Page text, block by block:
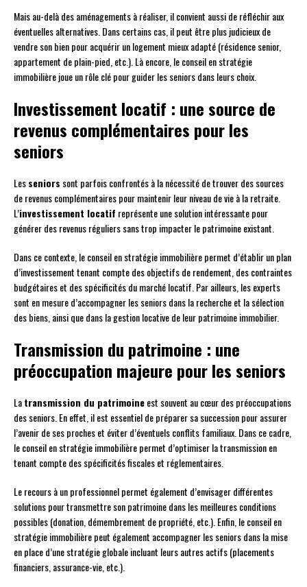
Mais au-delà des aménagements à réaliser, il convient aussi de réfléchir aux
éventuelles alternatives. Dans certains cas, il peut être plus judicieux de
vendre son bien pour acquérir un logement mieux adapté (résidence senior,
appartement de plain-pied, etc.). Là encore, le conseil en stratégie
immobilière joue un rôle clé pour guider les seniors dans leurs choix.
Investissement locatif : une source de
revenus complémentaires pour les
seniors
Lesseniors sont parfois confrontés à la nécessité de trouver des sources
de revenus complémentaires pour maintenir leur niveau de vie à la retraite.
L’investissement locatif représente une solution intéressante pour
générer des revenus réguliers sans trop impacter le patrimoine existant.
Dans ce contexte, le conseil en stratégie immobilière permet d’établir un plan
d’investissement tenant compte des objectifs de rendement, des contraintes
budgétaires et des spécificités du marché locatif. Par ailleurs, les experts
sont en mesure d’accompagner les seniors dans la recherche et la sélection
des biens, ainsi que dans la gestion locative de leur patrimoine immobilier.
Transmission du patrimoine : une
préoccupation majeure pour les seniors
Latransmission du patrimoineest souvent au cœur des préoccupations
des seniors. En effet, il est essentiel de préparer sa succession pour assurer
l’avenir de ses proches et éviter d’éventuels conflits familiaux. Dans ce cadre,
le conseil en stratégie immobilière permet d’optimiser la transmission en
tenant compte des spécificités fiscales et réglementaires.
Le recours à un professionnel permet également d’envisager différentes
solutions pour transmettre son patrimoine dans les meilleures conditions
possibles (donation, démembrement de propriété, etc.). Enfin, le conseil en
stratégie immobilière peut également accompagner les seniors dans la mise
en place d’une stratégie globale incluant leurs autres actifs (placements
financiers, assurance-vie, etc.).